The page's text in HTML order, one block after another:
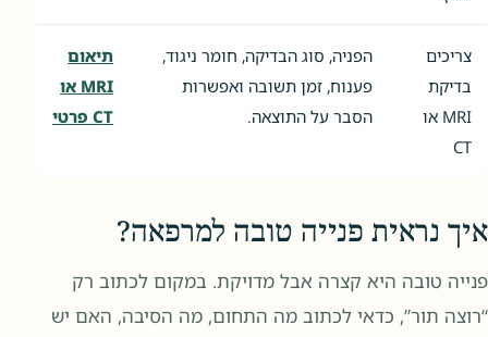
צריכים
בדיקת
MRI או
CT
הפניה, סוג הבדיקה, חומר ניגוד,
פענוח, זמן תשובה ואפשרות
הסבר על התוצאה.
תיאום
MRI או
CT פרטי
איך נראית פנייה טובה למרפאה?
פנייה טובה היא קצרה אבל מדויקת. במקום לכתוב רק
“רוצה תור”, כדאי לכתוב מה התחום, מה הסיבה, האם יש